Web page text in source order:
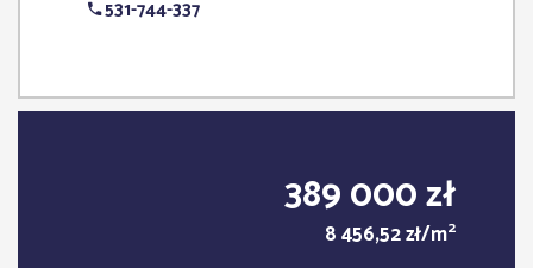
531-744-337
389 000 zł
8 456,52 zł/m2